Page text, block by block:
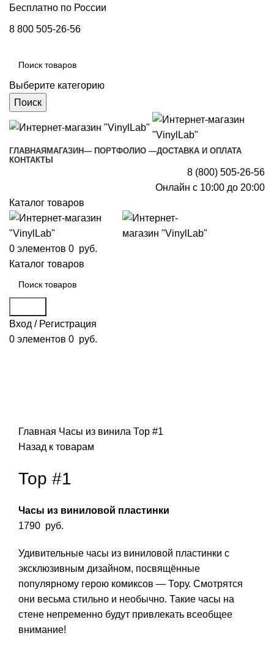
Бесплатно по России
8 800 505-26-56
Выберите категорию
Поиск
ГЛАВНАЯ МАГАЗИН— ПОРТФОЛИО —ДОСТАВКА И ОПЛАТА
КОНТАКТЫ
8 (800) 505-26-56
Онлайн с 10:00 до 20:00
Каталог товаров
0 элементов 0 руб.
Каталог товаров
Вход / Регистрация
0 элементов 0 руб.
Главная Часы из винила Тор #1
Назад к товарам
Тор #1
Часы из виниловой пластинки
1790 руб.
Удивительные часы из виниловой пластинки с
эксклюзивным дизайном, посвящённые
популярному герою комиксов — Тору. Смотрятся
они весьма стильно и необычно. Такие часы на
стене непременно будут привлекать всеобщее
внимание!